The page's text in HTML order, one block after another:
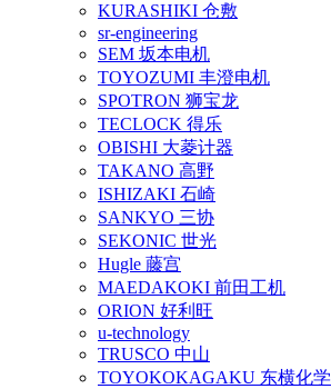
KURASHIKI 仓敷
sr-engineering
SEM 坂本电机
TOYOZUMI 丰澄电机
SPOTRON 狮宝龙
TECLOCK 得乐
OBISHI 大菱计器
TAKANO 高野
ISHIZAKI 石崎
SANKYO 三协
SEKONIC 世光
Hugle 藤宫
MAEDAKOKI 前田工机
ORION 好利旺
u-technology
TRUSCO 中山
TOYOKOKAGAKU 东横化学